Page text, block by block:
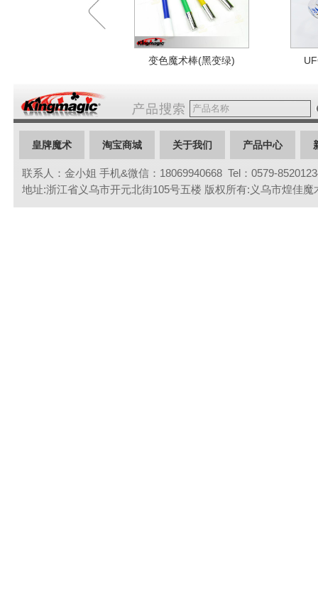
变色魔术棒(黑变绿)
皇牌魔术 淘宝商城 关于我们 产品中心
联系我们
联系人：金小姐 手机&微信：18069940668 Tel：0579-
地址:浙江省义乌市开元北街105号五楼 版权所有:义乌市煌佳